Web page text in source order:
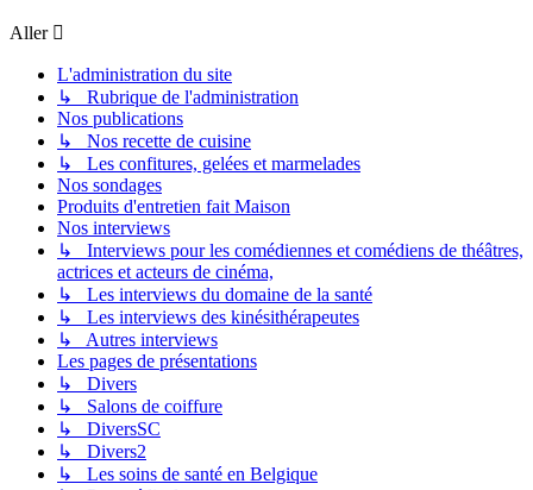
Aller
L'administration du site
↳ Rubrique de l'administration
Nos publications
↳ Nos recette de cuisine
↳ Les confitures, gelées et marmelades
Nos sondages
Produits d'entretien fait Maison
Nos interviews
↳ Interviews pour les comédiennes et comédiens de théâtres,
actrices et acteurs de cinéma,
↳ Les interviews du domaine de la santé
↳ Les interviews des kinésithérapeutes
↳ Autres interviews
Les pages de présentations
↳ Divers
↳ Salons de coiffure
↳ DiversSC
↳ Divers2
↳ Les soins de santé en Belgique